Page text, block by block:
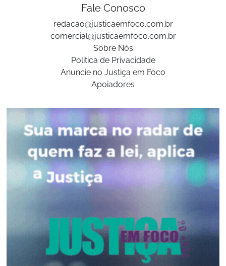
Fale Conosco
redacao@justicaemfoco.com.br
comercial@justicaemfoco.com.br
Sobre Nós
Politica de Privacidade
Anuncie no Justiça em Foco
Apoiadores